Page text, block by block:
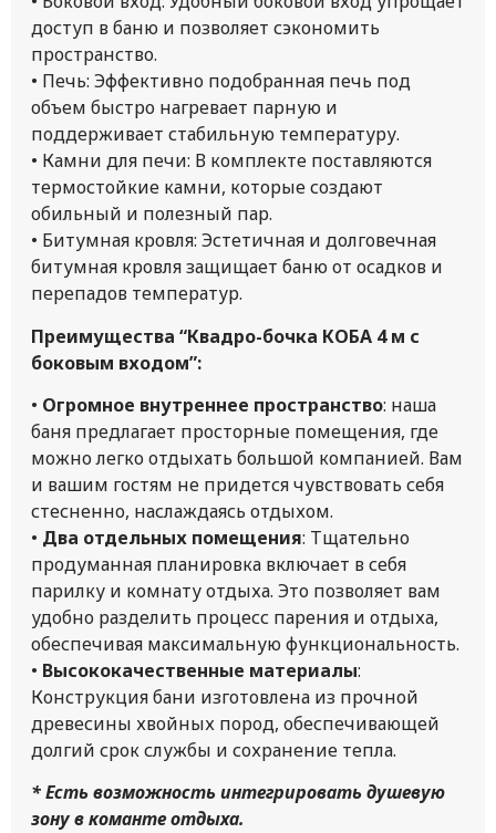
доступ в баню и позволяет сэкономить
пространство.
• Печь: Эффективно подобранная печь под
объем быстро нагревает парную и
поддерживает стабильную температуру.
• Камни для печи: В комплекте поставляются
термостойкие камни, которые создают
обильный и полезный пар.
• Битумная кровля: Эстетичная и долговечная
битумная кровля защищает баню от осадков и
перепадов температур.
Преимущества “Квадро-бочка КОБА 4 м с
боковым входом”:
• Огромное внутреннее пространство: наша
баня предлагает просторные помещения, где
можно легко отдыхать большой компанией. Вам
и вашим гостям не придется чувствовать себя
стесненно, наслаждаясь отдыхом.
• Два отдельных помещения: Тщательно
продуманная планировка включает в себя
парилку и комнату отдыха. Это позволяет вам
удобно разделить процесс парения и отдыха,
обеспечивая максимальную функциональность.
• Высококачественные материалы:
Конструкция бани изготовлена из прочной
древесины хвойных пород, обеспечивающей
долгий срок службы и сохранение тепла.
* Есть возможность интегрировать душевую
зону в команте отдыха.